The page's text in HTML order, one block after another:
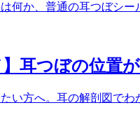
何か、普通の耳つぼシ
】耳つぼの位置
い方へ。耳の解剖図で